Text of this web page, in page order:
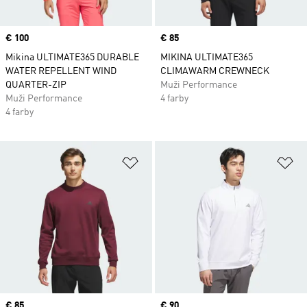
Price
€ 100
Mikina ULTIMATE365 DURABLE
WATER REPELLENT WIND
QUARTER-ZIP
Muži Performance
4 farby
Price
€ 85
MIKINA ULTIMATE365
CLIMAWARM CREWNECK
Muži Performance
4 farby
Pridať do zoznamu želaných